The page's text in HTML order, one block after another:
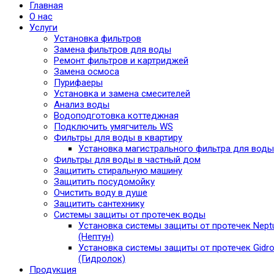
Главная
О нас
Услуги
Установка фильтров
Замена фильтров для воды
Ремонт фильтров и картриджей
Замена осмоса
Пурифаеры
Установка и замена смесителей
Анализ воды
Водоподготовка коттеджная
Подключить умягчитель WS
Фильтры для воды в квартиру
Установка магистрального фильтра для воды
Фильтры для воды в частный дом
Защитить стиральную машину
Защитить посудомойку
Очистить воду в душе
Защитить сантехнику
Системы защиты от протечек воды
Установка системы защиты от протечек
(Нептун)
Установка системы защиты от протечек
(Гидролок)
Продукция